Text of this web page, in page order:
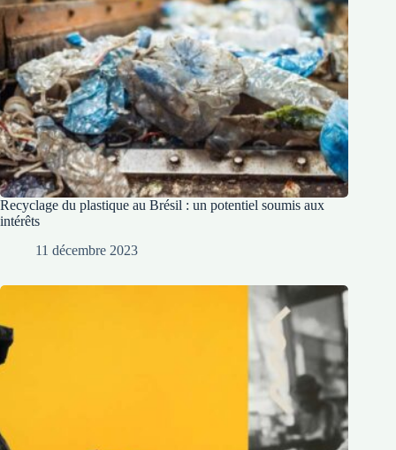
Recyclage du plastique au Brésil : un potentiel soumis aux
intérêts
11 décembre 2023